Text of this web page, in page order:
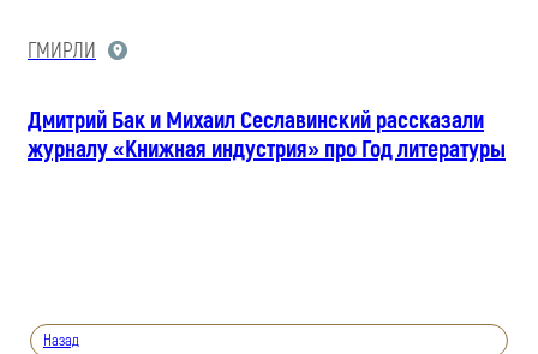
ГМИРЛИ
Дмитрий Бак и Михаил Сеславинский рассказали
журналу «Книжная индустрия» про Год литературы
Назад